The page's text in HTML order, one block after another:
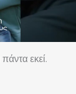
εκεί.